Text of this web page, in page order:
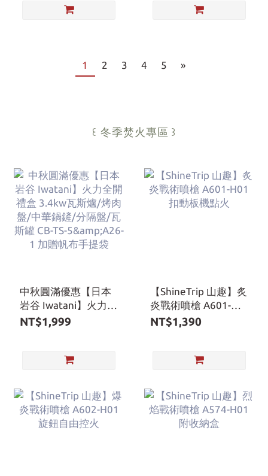
1 2 3 4 5 »
꒰ 冬季焚火專區 ꒱
中秋圓滿優惠【日本
岩谷 Iwatani】火力全
開禮盒 3.4kw瓦斯爐/
5&A26-1 加贈帆布手
NT$1,999
【ShineTrip 山趣】炙
炎戰術噴槍 A601-
H01 扣動板機點火
NT$1,390